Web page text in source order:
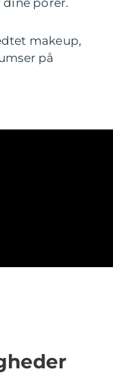
porer.
makeup,
på